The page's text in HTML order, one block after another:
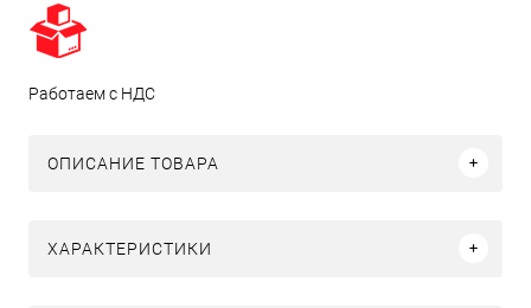
Работаем с НДС
ОПИСАНИЕ ТОВАРА
ХАРАКТЕРИСТИКИ